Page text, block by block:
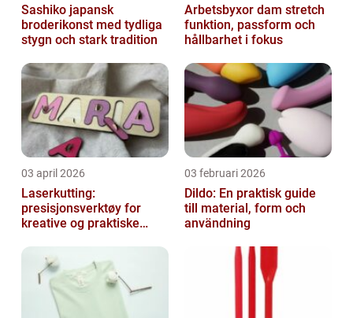
Sashiko japansk
broderikonst med tydliga
stygn och stark tradition
Arbetsbyxor dam stretch
funktion, passform och
hållbarhet i fokus
03 april 2026
Laserkutting:
presisjonsverktøy for
kreative og praktiske
03 februari 2026
Dildo: En praktisk guide
till material, form och
användning